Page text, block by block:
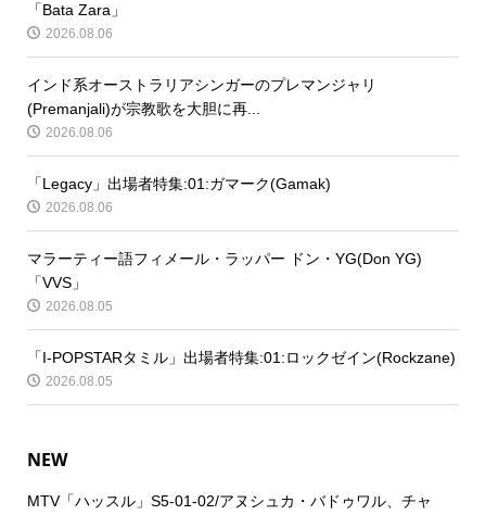
「Bata Zara」
2026.08.06
インド系オーストラリアシンガーのプレマンジャリ
(Premanjali)が宗教歌を大胆に再...
2026.08.06
「Legacy」出場者特集:01:ガマーク(Gamak)
2026.08.06
マラーティー語フィメール・ラッパー ドン・YG(Don YG)
「VVS」
2026.08.05
「I-POPSTARタミル」出場者特集:01:ロックゼイン(Rockzane)
2026.08.05
NEW
MTV「ハッスル」S5-01-02/アヌシュカ・バドゥワル、チャ